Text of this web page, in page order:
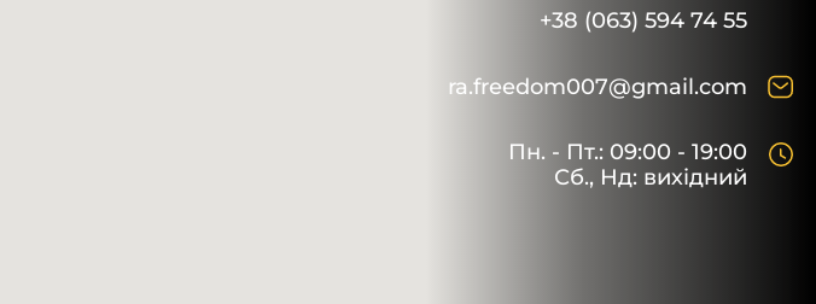
+38 (063) 594 74 55
ra.freedom007@gmail.com
Пн. - Пт.: 09:00 - 19:00
Сб., Нд: вихідний